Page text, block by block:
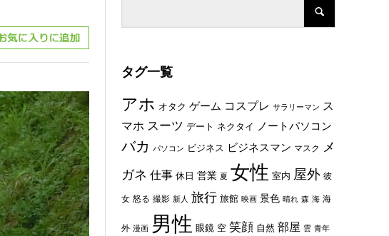
タグ一覧
アホ オタク ゲーム コスプレ サラリーマン ス
マホ スーツ デート ネクタイ ノートパソコン
バカ パソコン ビジネス ビジネスマン マスク メ
ガネ 仕事 休日 営業 夏 女性 室内 屋外 彼
女 怒る 撮影 新人 旅行 旅館 映画 景色 晴れ 森 海 海
外 漫画 男性 眼鏡 空 笑顔 自然 部屋 雲 青年